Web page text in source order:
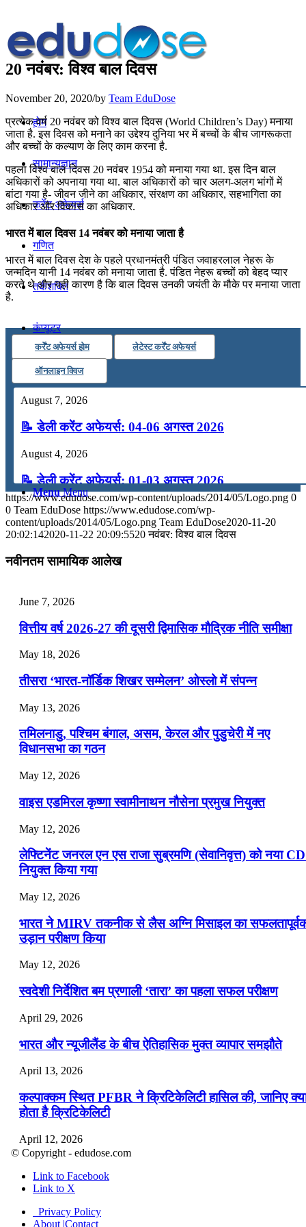
होम
सामान्यज्ञान
करेंट अफेयर्स
गणित
तर्कशक्ति
कंप्यूटर
अंग्रेजी
मॉक टेस्ट
टुडेज जीके
Menu Menu
20 नवंबर: विश्व बाल दिवस
November 20, 2020/by Team EduDose
प्रत्येक वर्ष 20 नवंबर को विश्व बाल दिवस (World Children’s Day) मनाया
जाता है. इस दिवस को मनाने का उद्देश्य दुनिया भर में बच्चों के बीच जागरूकता
और बच्चों के कल्याण के लिए काम करना है.
पहला विश्व बाल दिवस 20 नवंबर 1954 को मनाया गया था. इस दिन बाल
अधिकारों को अपनाया गया था. बाल अधिकारों को चार अलग-अलग भांगों में
बांटा गया है- जीवन जीने का अधिकार, संरक्षण का अधिकार, सहभागिता का
अधिकार और विकास का अधिकार.
भारत में बाल दिवस 14 नवंबर को मनाया जाता है
भारत में बाल दिवस देश के पहले प्रधानमंत्री पंडित जवाहरलाल नेहरू के
जन्मदिन यानी 14 नवंबर को मनाया जाता है. पंडित नेहरू बच्चों को बेहद प्यार
करते थे और यही कारण है कि बाल दिवस उनकी जयंती के मौके पर मनाया जाता
है.
कर्रेंट अफेयर्स होम लेटेस्ट कर्रेंट अफेयर्स
ऑनलाइन क्विज
August 7, 2026
📝 डेली करेंट अफेयर्स: 04-06 अगस्त 2026
August 4, 2026
📝 डेली करेंट अफेयर्स: 01-03 अगस्त 2026
July 31, 2026
📝 डेली करेंट अफेयर्स: 28-31 जुलाई 2026
July 28, 2026
📝 डेली करेंट अफेयर्स: 22-24 जुलाई 2026
📝 डेली करेंट अफेयर्स: 16-18 जुलाई 2026
https://www.edudose.com/wp-content/uploads/2014/05/Logo.png 0
0 Team EduDose https://www.edudose.com/wp-
content/uploads/2014/05/Logo.png Team EduDose2020-11-20
20:02:142020-11-22 20:09:5520 नवंबर: विश्व बाल दिवस
नवीनतम सामायिक आलेख
June 7, 2026
वित्तीय वर्ष 2026-27 की दूसरी द्विमासिक मौद्रिक नीति समीक्षा
May 18, 2026
तीसरा ‘भारत-नॉर्डिक शिखर सम्मेलन’ ओस्लो में संपन्न
May 13, 2026
तमिलनाडु, पश्चिम बंगाल, असम, केरल और पुडुचेरी में नए
विधानसभा का गठन
May 12, 2026
वाइस एडमिरल कृष्णा स्वामीनाथन नौसेना प्रमुख नियुक्त
May 12, 2026
लेफ्टिनेंट जनरल एन एस राजा सुब्रमणि (सेवानिवृत्त) को नया
नियुक्त किया गया
May 12, 2026
भारत ने MIRV तकनीक से लैस अग्नि मिसाइल का
उड़ान परीक्षण किया
May 12, 2026
स्वदेशी निर्देशित बम प्रणाली ‘तारा’ का पहला सफल परीक्षण
April 29, 2026
भारत और न्यूजीलैंड के बीच ऐतिहासिक मुक्त व्यापार समझौते
April 13, 2026
कल्पाक्कम स्थित PFBR ने क्रिटिकेलिटी हासिल की, जानिए
होता है क्रिटिकेलिटी
April 12, 2026
April 9, 2026
नासा का आर्टेमिस-2 मिशन: मनुष्य एक बार फिर से चंद्रमा के
© Copyright - edudose.com
Link to Facebook
Link to X
Privacy Policy
About |Contact